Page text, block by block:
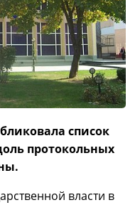
список
протокольных
власти в